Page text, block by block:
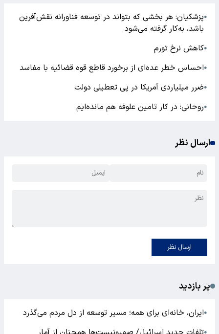
●پزشکیان: هر بخشی که بتواند در توسعه فناورانه نقش‌آفرین
باشد، به‌کار گرفته می‌شود
●کاهش نرخ تورم
●احساس خطر عده‌ای از برخورد قاطع قوه قضائیه با مفاسد
●ضرر میلیاردی آمریکا در پی تعطیلی دولت
●روحانی: در کار تامین علوفه هم مانده‌ایم
ارسال نظر
ارسال نظر
پر بازدید
●ایران، خانه‌ای برای همه؛ مسیر توسعه از دل مردم می‌گذرد